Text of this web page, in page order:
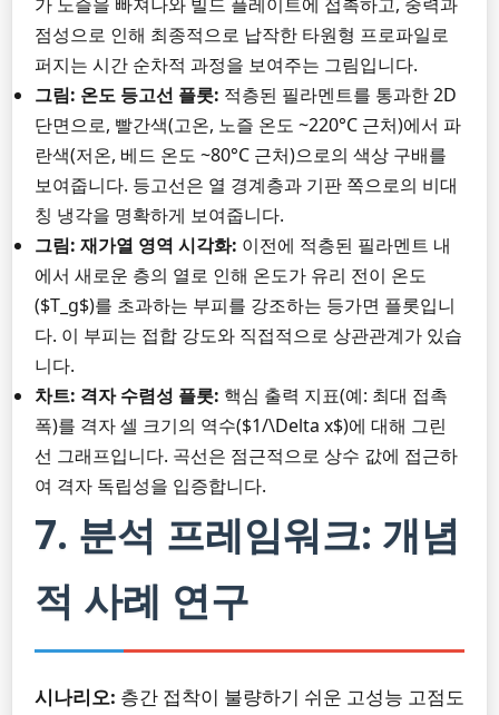
점성으로 인해 최종적으로 납작한 타원형 프로파일로
퍼지는 시간 순차적 과정을 보여주는 그림입니다.
그림: 온도 등고선 플롯: 적층된 필라멘트를 통과한 2D
단면으로, 빨간색(고온, 노즐 온도 ~220°C 근처)에서 파
란색(저온, 베드 온도 ~80°C 근처)으로의 색상 구배를
보여줍니다. 등고선은 열 경계층과 기판 쪽으로의 비대
칭 냉각을 명확하게 보여줍니다.
그림: 재가열 영역 시각화: 이전에 적층된 필라멘트 내
에서 새로운 층의 열로 인해 온도가 유리 전이 온도
($T_g$)를 초과하는 부피를 강조하는 등가면 플롯입니
다. 이 부피는 접합 강도와 직접적으로 상관관계가 있습
니다.
차트: 격자 수렴성 플롯: 핵심 출력 지표(예: 최대 접촉
폭)를 격자 셀 크기의 역수($1/\Delta x$)에 대해 그린
선 그래프입니다. 곡선은 점근적으로 상수 값에 접근하
여 격자 독립성을 입증합니다.
7. 분석 프레임워크: 개념
적 사례 연구
시나리오: 층간 접착이 불량하기 쉬운 고성능 고점도